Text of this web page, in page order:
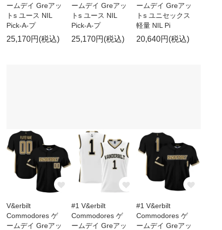
ームデイ Greアッ
トs ユース NIL
Pick-A-プ
25,170円(税込)
ームデイ Greアッ
トs ユース NIL
Pick-A-プ
25,170円(税込)
ームデイ Greアッ
トs ユニセックス
軽量 NIL Pi
20,640円(税込)
V&erbilt
Commodores ゲ
ームデイ Greアッ
#1 V&erbilt
Commodores ゲ
ームデイ Greアッ
#1 V&erbilt
Commodores ゲ
ームデイ Greアッ